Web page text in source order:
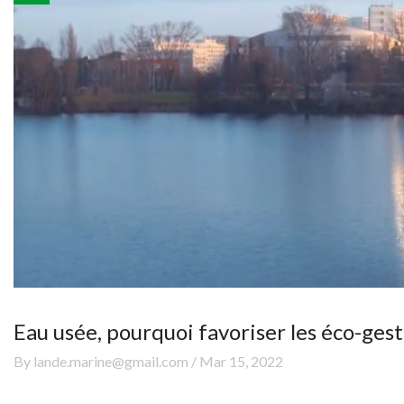
Eau usée, pourquoi favoriser les éco-
By lande.marine@gmail.com / Mar 15, 2022